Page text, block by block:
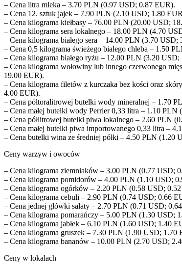
– Cena litra mleka – 3.70 PLN (0.97 USD; 0.87 EUR).
– Cena 12. sztuk jajek – 7.90 PLN (2.10 USD; 1.80
– Cena kilograma kiełbasy – 76.00 PLN (20.00 USD;
– Cena kilograma sera lokalnego – 18.00 PLN (4.70
– Cena kilograma białego sera – 14.00 PLN (3.70 USD;
– Cena 0,5 kilograma świeżego białego chleba – 1.50
– Cena kilograma białego ryżu – 12.00 PLN (3.20
– Cena kilograma wołowiny lub innego czerwonego
19.00 EUR).
– Cena kilograma filetów z kurczaka bez kości oraz
4.00 EUR).
– Cena półtoralitrowej butelki wody mineralnej – 1.70
– Cena małej butelki wody Perrier 0,33 litra – 1.10
– Cena półlitrowej butelki piwa lokalnego – 2.60 PLN
– Cena małej butelki piwa importowanego 0,33 litra –
– Cena butelki wina ze średniej półki – 4.50 PLN (1.20
Ceny warzyw i owoców
– Cena kilograma ziemniaków – 3.00 PLN (0.77 USD;
– Cena kilograma pomidorów – 4.00 PLN (1.10 USD;
– Cena kilograma ogórków – 2.20 PLN (0.58 USD;
– Cena kilograma cebuli – 2.90 PLN (0.74 USD; 0.66
– Cena jednej główki sałaty – 2.70 PLN (0.71 USD;
– Cena kilograma pomarańczy – 5.00 PLN (1.30 USD;
– Cena kilograma jabłek – 6.10 PLN (1.60 USD; 1.40
– Cena kilograma gruszek – 7.30 PLN (1.90 USD; 1.70
– Cena kilograma bananów – 10.00 PLN (2.70 USD;
Ceny w lokalach